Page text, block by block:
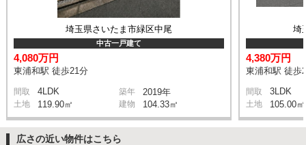
埼玉県さいたま市緑区中尾
中古一戸建て
4,080万円
東浦和駅 徒歩21分
間取 4LDK 築年 2019年
土地 119.90㎡ 建物 104.33㎡
埼
4,380万円
東浦和駅 徒歩
間取 3LDK
土地 105.00㎡
広さの近い物件はこちら